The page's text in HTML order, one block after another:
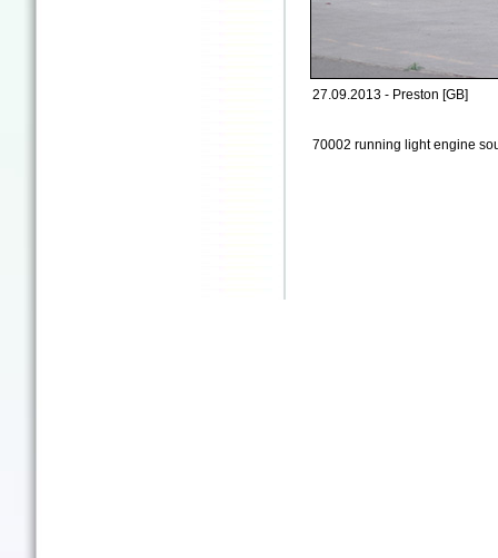
27.09.2013 - Preston [GB]
70002 running light engine